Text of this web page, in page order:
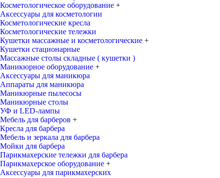
Косметологическое оборудование +
Аксессуары для косметологии
Косметологические кресла
Косметологические тележки
Кушетки массажные и косметологические +
Кушетки стационарные
Массажные столы складные ( кушетки )
Маникюрное оборудование +
Аксессуары для маникюра
Аппараты для маникюра
Маникюрные пылесосы
Маникюрные столы
УФ и LED-лампы
Мебель для барберов +
Кресла для барбера
Мебель и зеркала для барбера
Мойки для барбера
Парикмахерские тележки для барбера
Парикмахерское оборудование +
Аксессуары для парикмахерских